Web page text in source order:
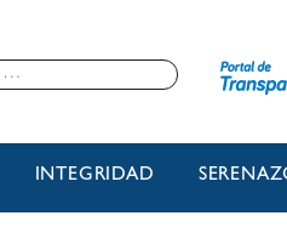
INTEGRIDAD